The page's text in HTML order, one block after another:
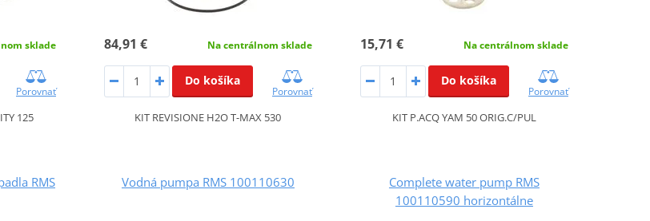
sklade
Porovnať
125
84,91 € Na centrálnom sklade
Do košíka
Porovnať
KIT REVISIONE H2O T-MAX 530
15,71 € Na centrálnom sklade
Do košíka
Porovnať
KIT P.ACQ YAM 50 ORIG.C/PUL
RMS
Vodná pumpa RMS 100110630
Complete water pump RMS
100110590 horizontálne